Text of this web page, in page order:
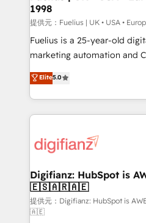
HubSpot and vetted by the
can support public sector
other ones listed in our profile. Our
HubSpot implementation - HubSpot CMS website
is there for you to: - Grow revenue, and run your
business more efficiently - Build stronger
more people - Get the most out of your HubSpot
investment
1998
提供元：Fuelius | UK • USA •
Fuelius is a 25-year-old
marketing automation and
enable mid-market and
maximise their return from
growth. We modernise platforms, streamline
operations that are causing
supercharge revenue operations Key services:
Transformation / Web
Sales Consulting • Marketing
makes us different? 🚀 Top 0.5% of global HubSpot
agencies ⚙️ The strongest technical ability and
Elite5.0
Digifianz: HubSpot is
🇪🇸🇦🇷🇦🇪
提供元：Digifianz: HubSpot is
🇦🇪